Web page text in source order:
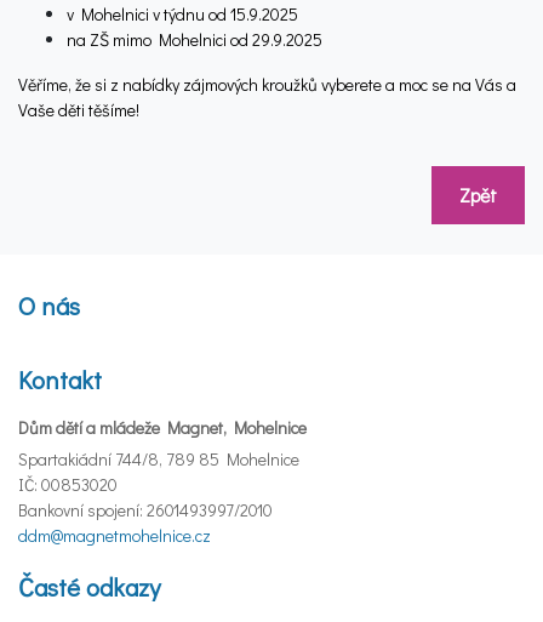
v Mohelnici v týdnu od 15.9.2025
na ZŠ mimo Mohelnici od 29.9.2025
Věříme, že si z nabídky zájmových kroužků vyberete a moc se na Vás a
Vaše děti těšíme!
Zpět
O nás
Kontakt
Dům dětí a mládeže Magnet, Mohelnice
Spartakiádní 744/8, 789 85 Mohelnice
IČ: 00853020
Bankovní spojení: 2601493997/2010
ddm@magnetmohelnice.cz
Časté odkazy